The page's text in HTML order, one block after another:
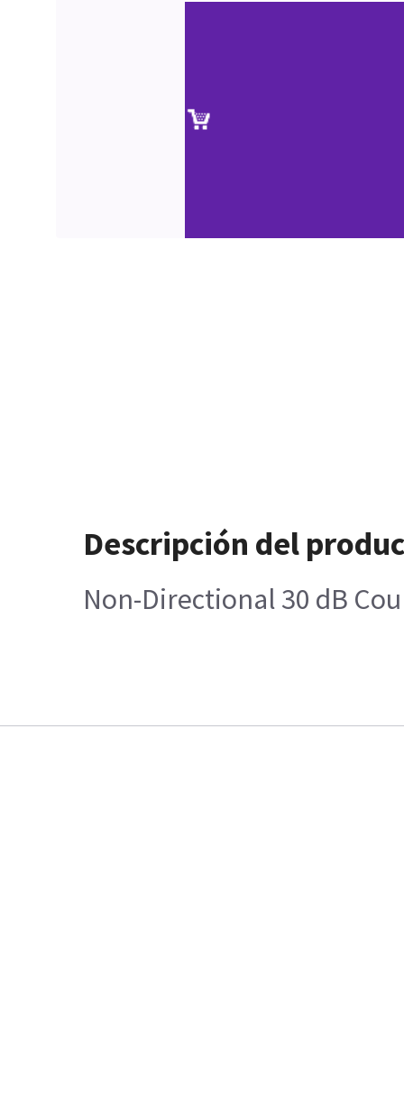
Descripción del
Non-Directional 30 dB